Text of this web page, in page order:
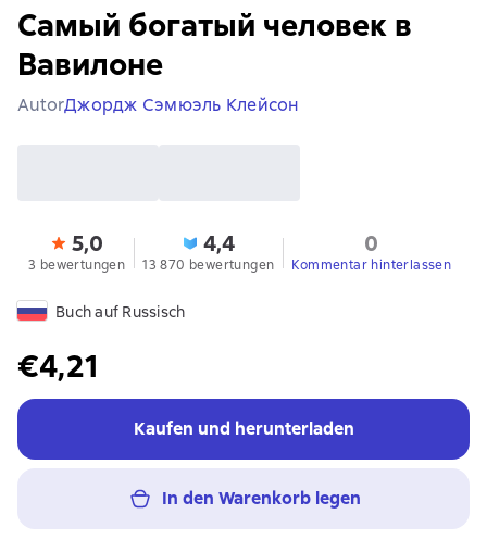
Самый богатый человек в
Вавилоне
AutorДжордж Сэмюэль Клейсон
5,0
3 bewertungen
4,4
13 870 bewertungen
0
Kommentar hinterlassen
Buch auf Russisch
€4,21
Kaufen und herunterladen
In den Warenkorb legen